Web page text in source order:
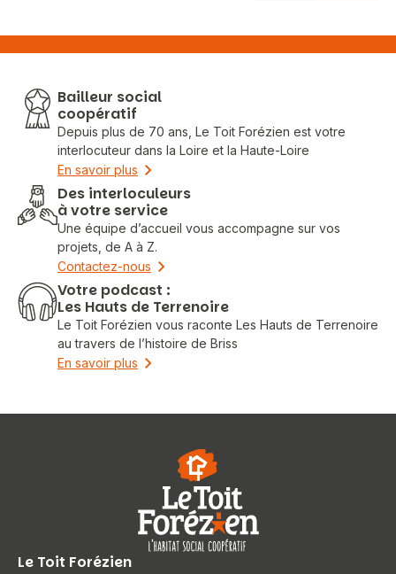
Bailleur social
coopératif
Depuis plus de 70 ans, Le Toit Forézien est votre
interlocuteur dans la Loire et la Haute-Loire
En savoir plus
Des interloculeurs
à votre service
Une équipe d’accueil vous accompagne sur vos
projets, de A à Z.
Contactez-nous
Votre podcast :
Les Hauts de Terrenoire
Le Toit Forézien vous raconte Les Hauts de Terrenoire
au travers de l’histoire de Briss
En savoir plus
Le Toit Forézien